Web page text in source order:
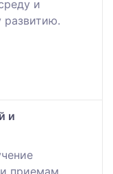
и
и
приемам,